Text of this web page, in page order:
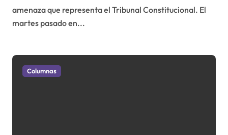
amenaza que representa el Tribunal Constitucional. El
martes pasado en...
Columnas